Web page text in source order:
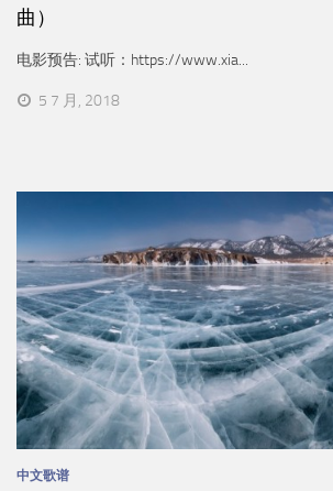
曲）
电影预告: 试听：https://www.xia...
5 7 月, 2018
中文歌谱